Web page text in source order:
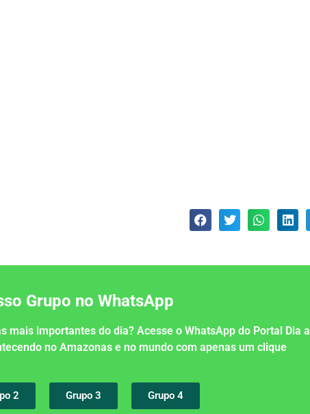
Grupo no WhatsApp
mais importantes do dia? Acesse o WhatsApp do Portal Dia a
no Amazonas e no mundo com apenas um clique
2 Grupo 3 Grupo 4